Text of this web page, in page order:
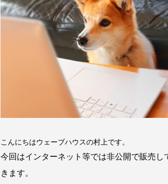
こんにちはウェーブハウスの村上です。
今回はインターネット等では非公開で販売
きます。